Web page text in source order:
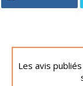
Les avis